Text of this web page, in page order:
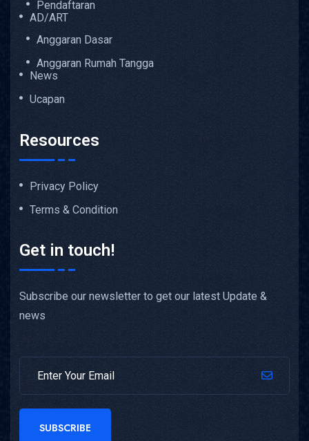
Pendaftaran
AD/ART
Anggaran Dasar
Anggaran Rumah Tangga
News
Ucapan
Resources
Privacy Policy
Terms & Condition
Get in touch!
Subscribe our newsletter to get our latest Update &
news
SUBSCRIBE